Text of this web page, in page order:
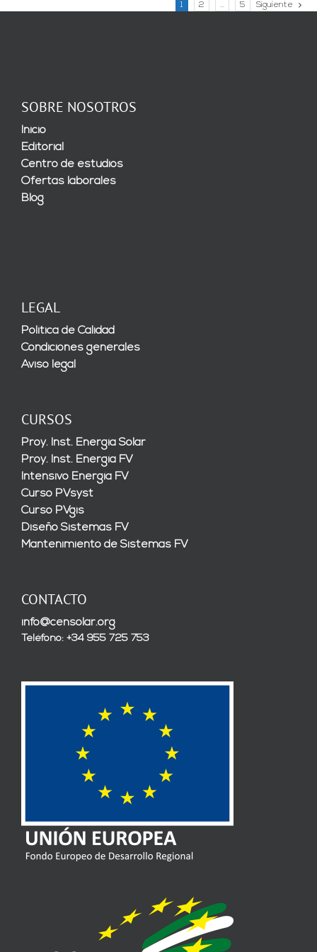
1 2 … 5 Siguiente
SOBRE NOSOTROS
Inicio
Editorial
Centro de estudios
Ofertas laborales
Blog
LEGAL
Política de Calidad
Condiciones generales
Aviso legal
CURSOS
Proy. Inst. Energía Solar
Proy. Inst. Energía FV
Intensivo Energía FV
Curso PVsyst
Curso PVgis
Diseño Sistemas FV
Mantenimiento de Sistemas FV
CONTACTO
info@censolar.org
Teléfono: +34 955 725 753